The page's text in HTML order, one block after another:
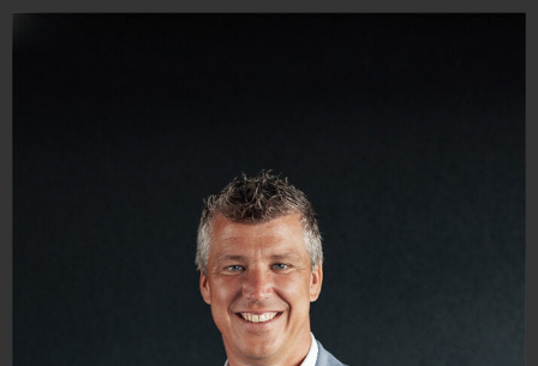
THORSTEN KOST
GESCHÄFTSFÜHRER
STEUERBERATER
DIPL.-BETRIEBSWIRT (FH)